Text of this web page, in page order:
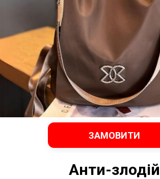
ЗАМОВИТИ
Анти-злодій